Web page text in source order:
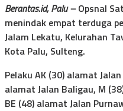
Berantas.id, Palu –Opsnal
menindak empat terduga
Jalam Lekatu, Kelurahan
Kota Palu, Sulteng.
Pelaku AK (30) alamat
alamat Jalan Baligau, M
BE (48) alamat Jalan